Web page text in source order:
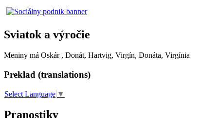
Sviatok a výročie
Meniny má Oskár , Donát, Hartvig, Virgín, Donáta, Virgínia
Preklad (translations)
Select Language ▼
Pranostiky